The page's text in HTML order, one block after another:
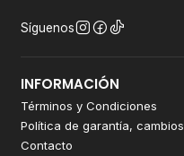
Síguenos
INFORMACIÓN
Términos y Condiciones
Política de garantía,
Contacto